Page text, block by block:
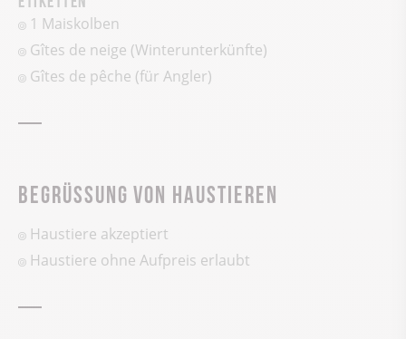
1 Maiskolben
Gîtes de neige (Winterunterkünfte)
Gîtes de pêche (für Angler)
Begrüssung von Haustieren
Haustiere akzeptiert
Haustiere ohne Aufpreis erlaubt